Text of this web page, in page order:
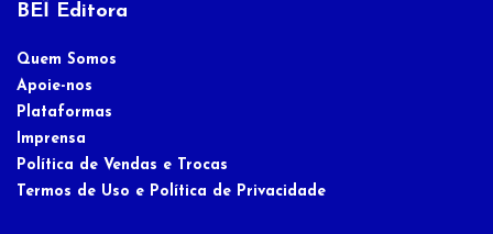
BEĨ Editora
Quem Somos
Apoie-nos
Plataformas
Imprensa
Política de Vendas e Trocas
Termos de Uso e Política de Privacidade